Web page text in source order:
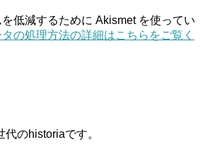
低減するために Akismet を使ってい
の処理方法の詳細はこちらをご覧く
のhistoriaです。